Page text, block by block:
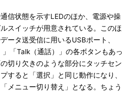
信状態を示すLEDのほか、電源や操
スイッチが用意されている。このほ
ータ送受信に用いるUSBポート、
」「Talk（通話）」の各ボタンもあっ
切り欠きのような部分にタッチセン
すると「選択」と同じ動作になり、
メニュー切り替え」となる。ちょう